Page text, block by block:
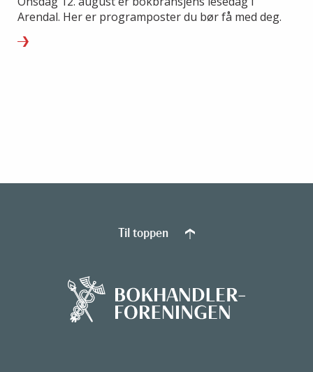
Arendal. Her er programposter du bør få med deg.
Til toppen